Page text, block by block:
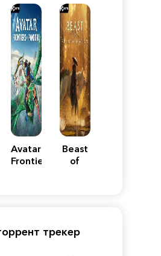
Y
Avatar:
Frontiers
Beast
of
трекер